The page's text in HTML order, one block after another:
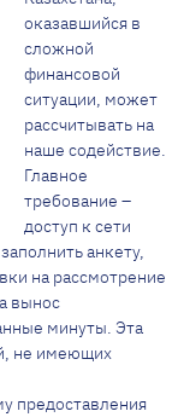
оказавшийся в
сложной
финансовой
ситуации, может
рассчитывать на
наше содействие.
Главное
требование –
доступ к сети
анкету,
на рассмотрение
вынос
минуты. Эта
не имеющих
предоставления